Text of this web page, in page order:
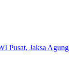
Pusat, Jaksa Agung